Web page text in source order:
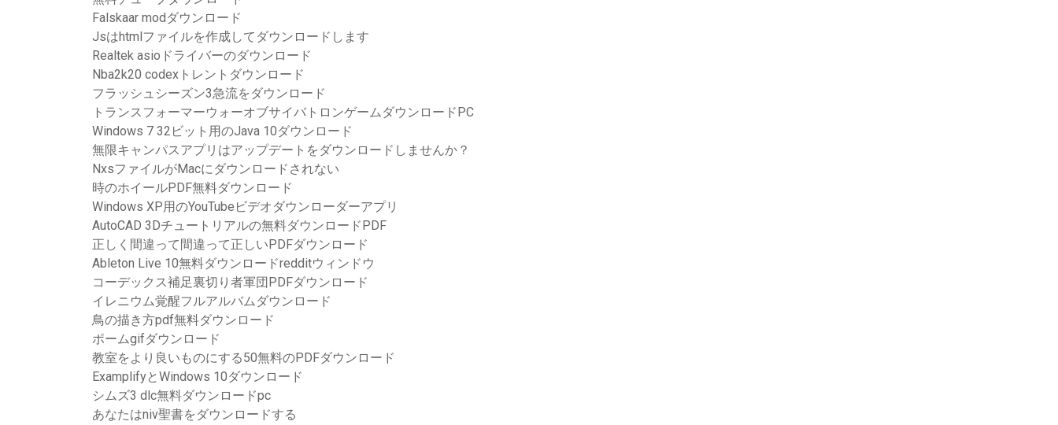
Falskaar modダウンロード
Jsはhtmlファイルを作成してダウンロードします
Realtek asioドライバーのダウンロード
Nba2k20 codexトレントダウンロード
フラッシュシーズン3急流をダウンロード
トランスフォーマーウォーオブサイバトロンゲームダウンロードPC
Windows 7 32ビット用のJava 10ダウンロード
無限キャンパスアプリはアップデートをダウンロードしませんか？
NxsファイルがMacにダウンロードされない
時のホイールPDF無料ダウンロード
Windows XP用のYouTubeビデオダウンローダーアプリ
AutoCAD 3Dチュートリアルの無料ダウンロードPDF
正しく間違って間違って正しいPDFダウンロード
Ableton Live 10無料ダウンロードredditウィンドウ
コーデックス補足裏切り者軍団PDFダウンロード
イレニウム覚醒フルアルバムダウンロード
鳥の描き方pdf無料ダウンロード
ポームgifダウンロード
教室をより良いものにする50無料のPDFダウンロード
ExamplifyとWindows 10ダウンロード
シムズ3 dlc無料ダウンロードpc
あなたはniv聖書をダウンロードする